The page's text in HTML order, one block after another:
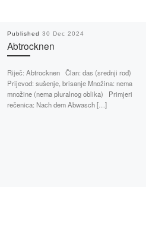
Published 30 Dec 2024
Abtrocknen
Riječ: Abtrocknen Član: das (srednji rod)
Prijevod: sušenje, brisanje Množina: nema
množine (nema pluralnog oblika) Primjeri
rečenica: Nach dem Abwasch […]